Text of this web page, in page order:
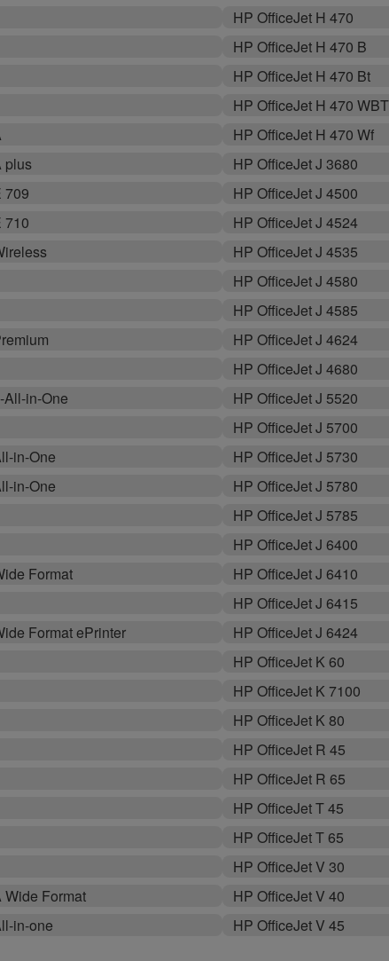
plus
709
710
All-in-One
in-One
in-One
Format
Format ePrinter
Wide Format
in-one
HP OfficeJet H 470
HP OfficeJet H 470 B
HP OfficeJet H 470 Bt
HP OfficeJet H 470 WBT
HP OfficeJet H 470 Wf
HP OfficeJet J 3680
HP OfficeJet J 4500
HP OfficeJet J 4524
HP OfficeJet J 4535
HP OfficeJet J 4580
HP OfficeJet J 4585
HP OfficeJet J 4624
HP OfficeJet J 4680
HP OfficeJet J 5520
HP OfficeJet J 5700
HP OfficeJet J 5730
HP OfficeJet J 5780
HP OfficeJet J 5785
HP OfficeJet J 6400
HP OfficeJet J 6410
HP OfficeJet J 6415
HP OfficeJet J 6424
HP OfficeJet K 60
HP OfficeJet K 7100
HP OfficeJet K 80
HP OfficeJet R 45
HP OfficeJet R 65
HP OfficeJet T 45
HP OfficeJet T 65
HP OfficeJet V 30
HP OfficeJet V 40
HP OfficeJet V 45